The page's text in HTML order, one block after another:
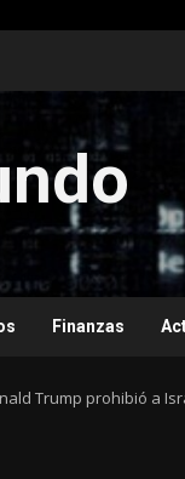
Finanzas
Trump prohibió a